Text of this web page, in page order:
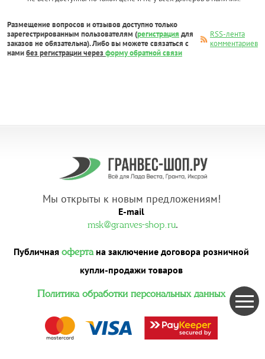
Размещение вопросов и отзывов доступно только
зарегестрированным пользователям (регистрация для
заказов не обязательна). Либо вы можете связаться с
намибез регистрации через форму обратной связи
RSS-лента
комментариев
Мы открыты к новым предложениям!
E-mail
msk@granves-shop.ru.
Публичная офертана заключение договора розничной
купли-продажи товаров
Политика обработки персональных данных